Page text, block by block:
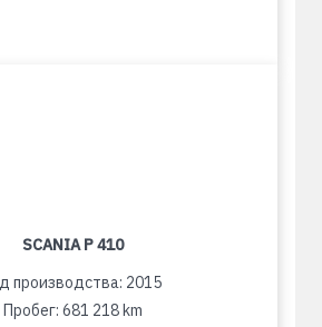
SCANIA P 410
производства: 2015
Пробег: 681 218 km